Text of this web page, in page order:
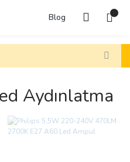
Blog
Aydınlatma